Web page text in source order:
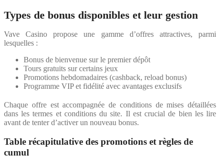
Types de bonus disponibles et leur gestion
Vave Casino propose une gamme d’offres attractives, parmi
lesquelles :
Bonus de bienvenue sur le premier dépôt
Tours gratuits sur certains jeux
Promotions hebdomadaires (cashback, reload bonus)
Programme VIP et fidélité avec avantages exclusifs
Chaque offre est accompagnée de conditions de mises détaillées
dans les termes et conditions du site. Il est crucial de bien les lire
avant de tenter d’activer un nouveau bonus.
Table récapitulative des promotions et règles de
cumul